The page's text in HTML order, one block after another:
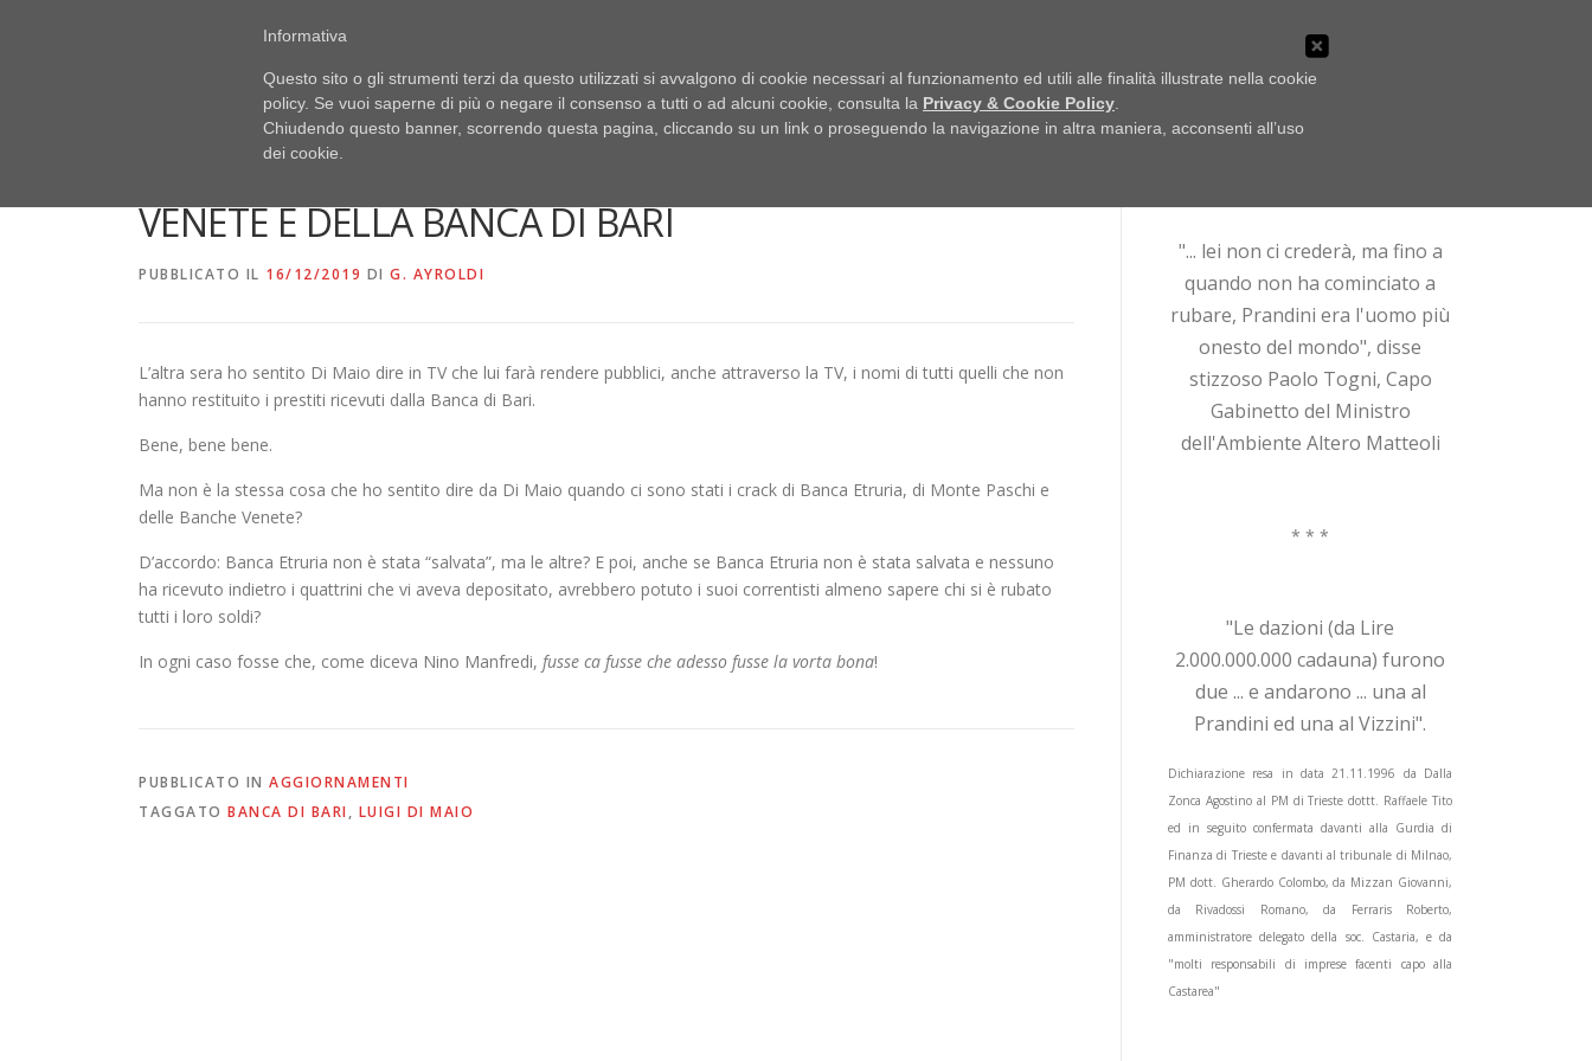
PUBBLICI IMBROGLIONI UFFICIO STAMPA
DI BANCA ETRURIA, DI MONTE PASCHI, DI BANCHE
VENETE E DELLA BANCA DI BARI
PUBBLICATO IL 16/12/2019 DI G. AYROLDI
L’altra sera ho sentito Di Maio dire in TV che lui farà rendere pubblici, anche attraverso la TV, i nomi di tutti quelli che non
hanno restituito i prestiti ricevuti dalla Banca di Bari.
Bene, bene bene.
Ma non è la stessa cosa che ho sentito dire da Di Maio quando ci sono stati i crack di Banca Etruria, di Monte Paschi e
delle Banche Venete?
D’accordo: Banca Etruria non è stata “salvata”, ma le altre? E poi, anche se Banca Etruria non è stata salvata e nessuno
ha ricevuto indietro i quattrini che vi aveva depositato, avrebbero potuto i suoi correntisti almeno sapere chi si è rubato
tutti i loro soldi?
In ogni caso fosse che, come diceva Nino Manfredi, fusse ca fusse che adesso fusse la vorta bona!
PUBBLICATO IN AGGIORNAMENTI
TAGGATO BANCA DI BARI, LUIGI DI MAIO
"... lei non ci crederà, ma fino a
quando non ha cominciato a
rubare, Prandini era l'uomo più
onesto del mondo", disse
stizzoso Paolo Togni, Capo
Gabinetto del Ministro
dell'Ambiente Altero Matteoli
* * *
"Le dazioni (da Lire
2.000.000.000 cadauna) furono
due ... e andarono ... una al
Prandini ed una al Vizzini".
Dichiarazione resa in data 21.11.1996 da Dalla
Zonca Agostino al PM di Trieste dottt. Raffaele Tito
ed in seguito confermata davanti alla Gurdia di
Finanza di Trieste e davanti al tribunale di Milnao,
PM dott. Gherardo Colombo, da Mizzan Giovanni,
da Rivadossi Romano, da Ferraris Roberto,
amministratore delegato della soc. Castaria, e da
"molti responsabili di imprese facenti capo alla
Castarea"
Informativa
Questo sito o gli strumenti terzi da questo utilizzati si avvalgono di cookie necessari al funzionamento ed utili alle finalità illustrate nella cookie
policy. Se vuoi saperne di più o negare il consenso a tutti o ad alcuni cookie, consulta la Privacy & Cookie Policy
Chiudendo questo banner, scorrendo questa pagina, cliccando su un link o proseguendo la navigazione in altra maniera, acconsenti all’uso
dei cookie.